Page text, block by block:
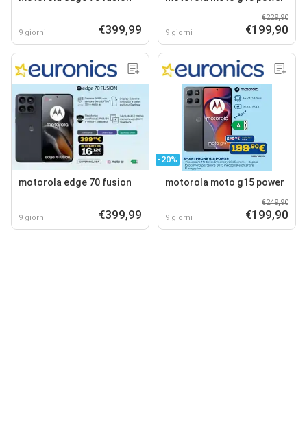
9 giorni €399,99 9 giorni
€229,90
€199,90
motorola edge 70 fusion
9 giorni €399,99
-20%
motorola moto g15 power
9 giorni
€249,90
€199,90